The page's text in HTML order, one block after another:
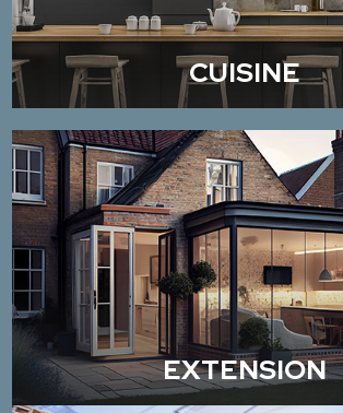
CUISINE
EXTENSION